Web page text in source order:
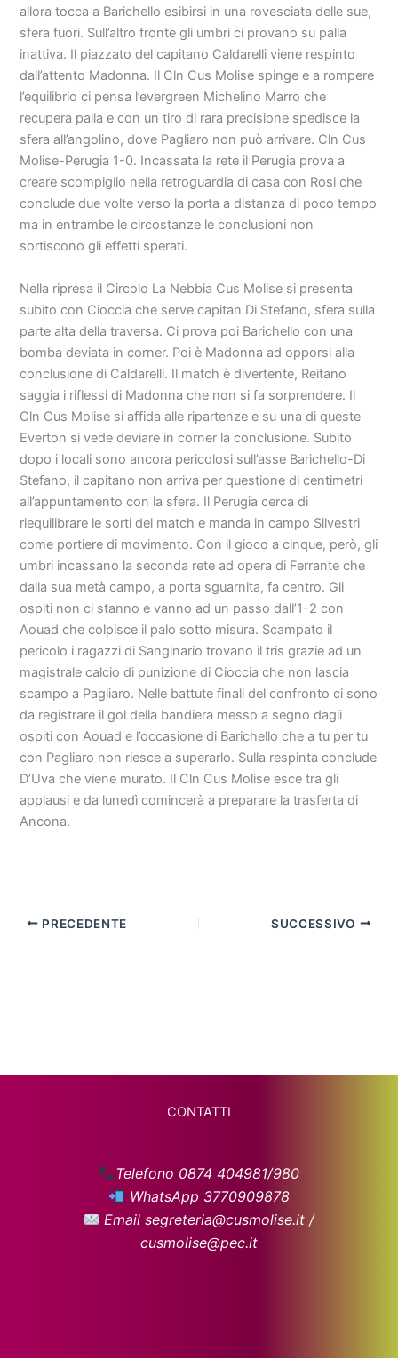
allora tocca a Barichello esibirsi in una rovesciata delle sue,
sfera fuori. Sull’altro fronte gli umbri ci provano su palla
inattiva. Il piazzato del capitano Caldarelli viene respinto
dall’attento Madonna. Il Cln Cus Molise spinge e a rompere
l’equilibrio ci pensa l’evergreen Michelino Marro che
recupera palla e con un tiro di rara precisione spedisce la
sfera all’angolino, dove Pagliaro non può arrivare. Cln Cus
Molise-Perugia 1-0. Incassata la rete il Perugia prova a
creare scompiglio nella retroguardia di casa con Rosi che
conclude due volte verso la porta a distanza di poco tempo
ma in entrambe le circostanze le conclusioni non
sortiscono gli effetti sperati.
Nella ripresa il Circolo La Nebbia Cus Molise si presenta
subito con Cioccia che serve capitan Di Stefano, sfera sulla
parte alta della traversa. Ci prova poi Barichello con una
bomba deviata in corner. Poi è Madonna ad opporsi alla
conclusione di Caldarelli. Il match è divertente, Reitano
saggia i riflessi di Madonna che non si fa sorprendere. Il
Cln Cus Molise si affida alle ripartenze e su una di queste
Everton si vede deviare in corner la conclusione. Subito
dopo i locali sono ancora pericolosi sull’asse Barichello-Di
Stefano, il capitano non arriva per questione di centimetri
all’appuntamento con la sfera. Il Perugia cerca di
riequilibrare le sorti del match e manda in campo Silvestri
come portiere di movimento. Con il gioco a cinque, però, gli
umbri incassano la seconda rete ad opera di Ferrante che
dalla sua metà campo, a porta sguarnita, fa centro. Gli
ospiti non ci stanno e vanno ad un passo dall’1-2 con
Aouad che colpisce il palo sotto misura. Scampato il
pericolo i ragazzi di Sanginario trovano il tris grazie ad un
magistrale calcio di punizione di Cioccia che non lascia
scampo a Pagliaro. Nelle battute finali del confronto ci sono
da registrare il gol della bandiera messo a segno dagli
ospiti con Aouad e l’occasione di Barichello che a tu per tu
con Pagliaro non riesce a superarlo. Sulla respinta conclude
D’Uva che viene murato. Il Cln Cus Molise esce tra gli
applausi e da lunedì comincerà a preparare la trasferta di
Ancona.
PRECEDENTE SUCCESSIVO
CONTATTI
Telefono 0874 404981/980
WhatsApp 3770909878
Email segreteria@cusmolise.it /
cusmolise@pec.it